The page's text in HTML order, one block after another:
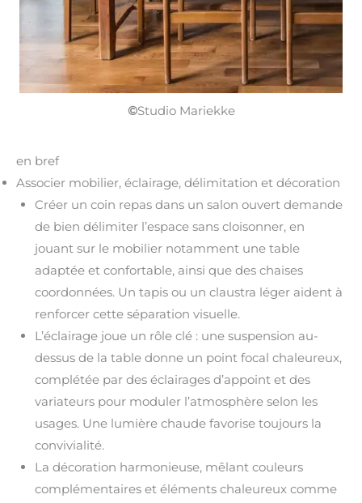
©Studio Mariekke
en bref
Associer mobilier, éclairage, délimitation et décoration
Créer un coin repas dans un salon ouvert demande
de bien délimiter l’espace sans cloisonner, en
jouant sur le mobilier notamment une table
adaptée et confortable, ainsi que des chaises
coordonnées. Un tapis ou un claustra léger aident à
renforcer cette séparation visuelle.
L’éclairage joue un rôle clé : une suspension au-
dessus de la table donne un point focal chaleureux,
complétée par des éclairages d’appoint et des
variateurs pour moduler l’atmosphère selon les
usages. Une lumière chaude favorise toujours la
convivialité.
La décoration harmonieuse, mêlant couleurs
complémentaires et éléments chaleureux comme